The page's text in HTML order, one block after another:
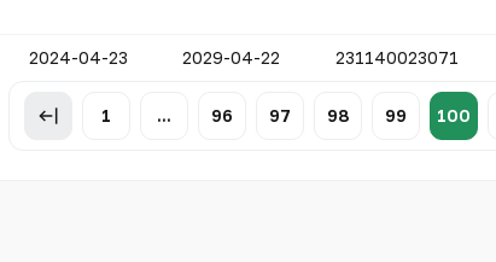
2024-04-23 2029-04-22 231140023071
1 ... 96 97 98 99 100